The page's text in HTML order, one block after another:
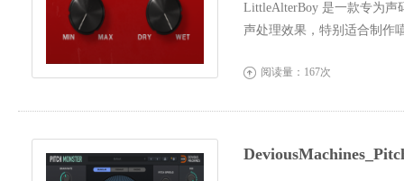
LittleAlterBoy 是一款专为声
声处理效果，特别适合制作
 阅读量：167次